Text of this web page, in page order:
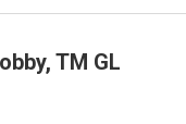
TM GL